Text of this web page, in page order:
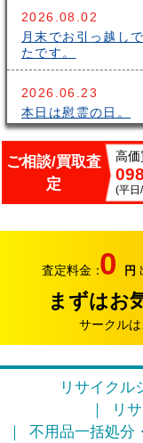
2026.08.02
月末でお引っ越し
たです。
2026.06.23
本日は慰霊の日。
2026.06.14
こんにちはサーク
出張買取頑張って
2026.06.07
り強化中です。
2026.05.17
おはようございま
2026.04.12
お久しぶりです。
ご相談/買取査
定
高価
(平日
査定料金：0 円
まずはお
サークルは
リサイクル
リ
不用品一括処分